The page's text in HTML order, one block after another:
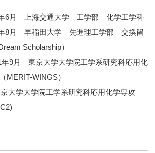
年6月 上海交通大学 工学部 化学工学科
年8月 早稲田大学 先進理工学部 交換留
Scholarship）
年9月 東京大学大学院工学系研究科応用化
WINGS）
大学大学院工学系研究科応用化学専攻